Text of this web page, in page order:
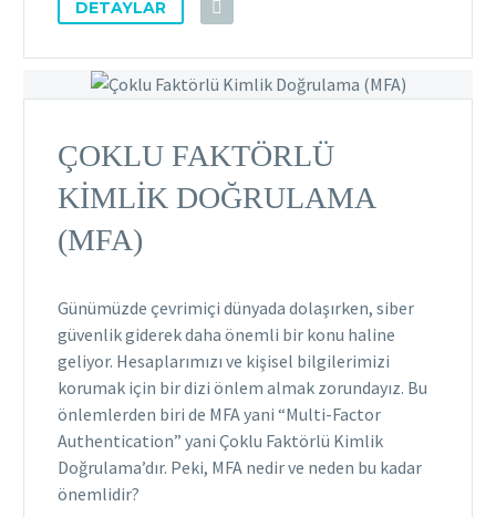
DETAYLAR
ÇOKLU FAKTÖRLÜ
KIMLIK DOĞRULAMA
(MFA)
Günümüzde çevrimiçi dünyada dolaşırken, siber
güvenlik giderek daha önemli bir konu haline
geliyor. Hesaplarımızı ve kişisel bilgilerimizi
korumak için bir dizi önlem almak zorundayız. Bu
önlemlerden biri de MFA yani “Multi-Factor
Authentication” yani Çoklu Faktörlü Kimlik
Doğrulama’dır. Peki, MFA nedir ve neden bu kadar
önemlidir?